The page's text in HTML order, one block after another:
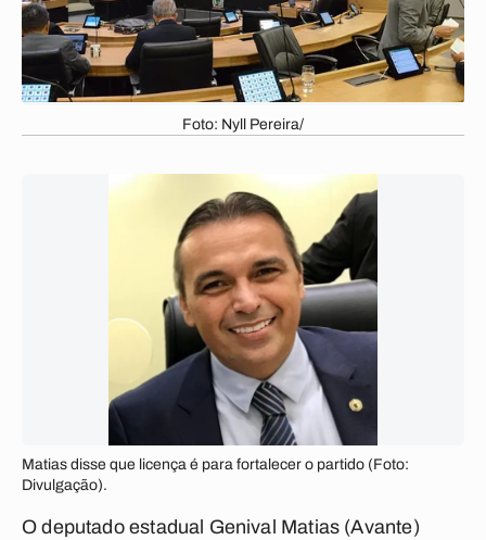
Foto: Nyll Pereira/
Matias disse que licença é para fortalecer o partido (Foto:
Divulgação).
O deputado estadual Genival Matias (Avante)